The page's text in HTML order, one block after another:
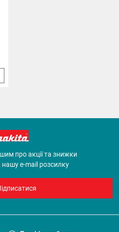
про акції та знижки
нашу e-mail розсилку